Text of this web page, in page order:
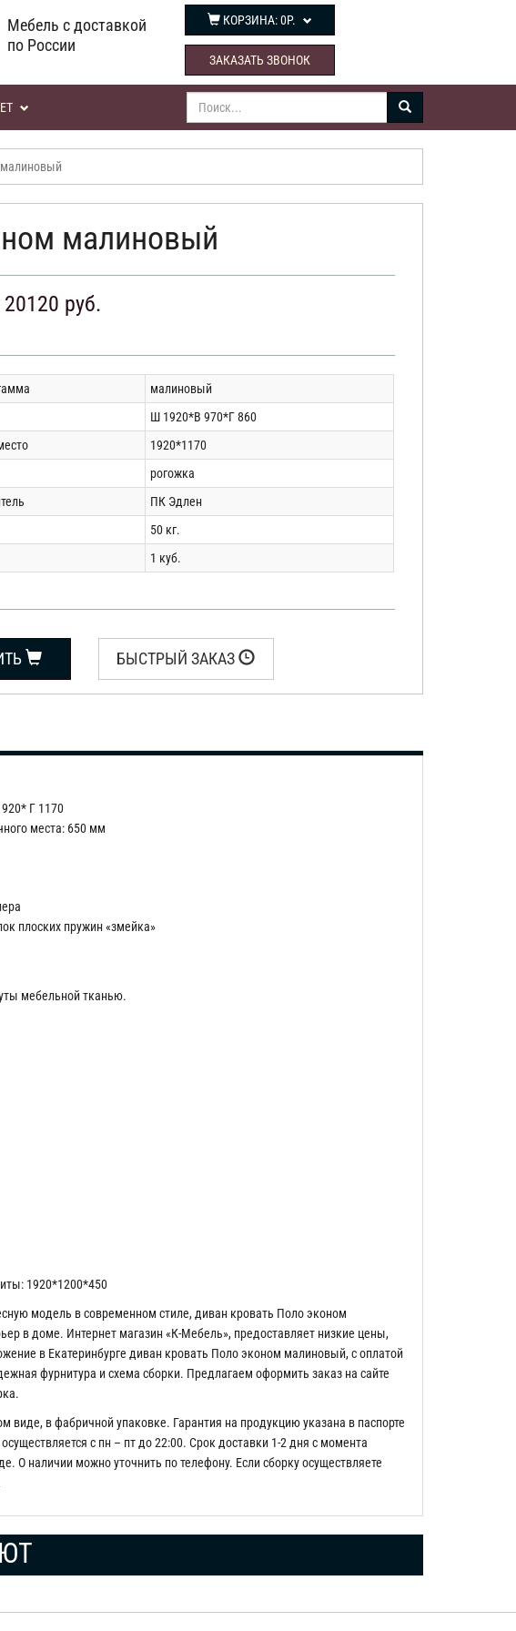
Мебель с доставкой
по России
КОРЗИНА:0Р.
ЗАКАЗАТЬ ЗВОНОК
малиновый
20120 руб.
малиновый
Ш 1920*В 970*Г 860
1920*1170
рогожка
ПК Эдлен
50 кг.
1 куб.
БЫСТРЫЙ ЗАКАЗ
Г 1170
места: 650 мм
плоских пружин «змейка»
мебельной тканью.
1920*1200*450
модель в современном стиле, диван кровать Поло эконом
в доме. Интернет магазин «К-Мебель», предоставляет низкие цены,
в Екатеринбурге диван кровать Поло эконом малиновый, с оплатой
фурнитура и схема сборки. Предлагаем оформить заказ на сайте
виде, в фабричной упаковке. Гарантия на продукцию указана в паспорте
с пн – пт до 22:00. Срок доставки 1-2 дня с момента
О наличии можно уточнить по телефону. Если сборку осуществляете